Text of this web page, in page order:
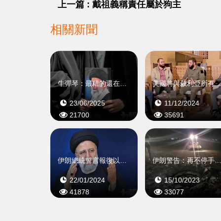
上一篇 : 戴祖義稱責任屬於狗主
相關新聞
23/06/2025
21700
美國將與敘利亞所有
11/12/2024
35691
伊朗總統誓言報復以色列
22/01/2024
41878
伊朗警告：再不停手
15/10/2023
33077